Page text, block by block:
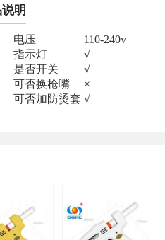
明
电压
110-240v
指示灯
√
是否开关
√
可否换枪嘴
×
可否加防烫套 √